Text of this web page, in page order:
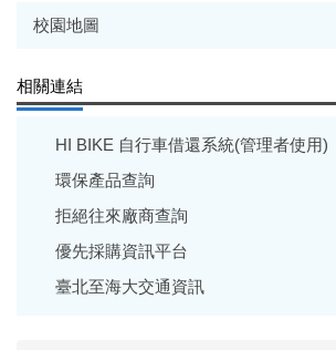
校園地圖
相關連結
HI BIKE 自行車借還系統(管理者使用)
環保產品查詢
拒絕往來廠商查詢
優先採購資訊平台
臺北至海大交通資訊